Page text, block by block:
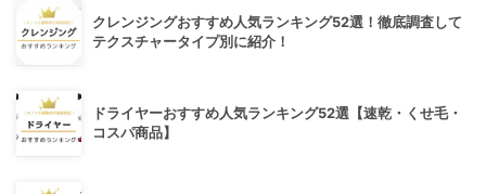
クレンジングおすすめ人気ランキング52選！徹底調査して
テクスチャータイプ別に紹介！
ドライヤーおすすめ人気ランキング52選【速乾・くせ毛・
コスパ商品】